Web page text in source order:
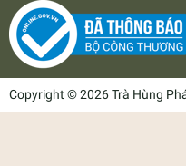
Copyright © 2026 Trà Hùng